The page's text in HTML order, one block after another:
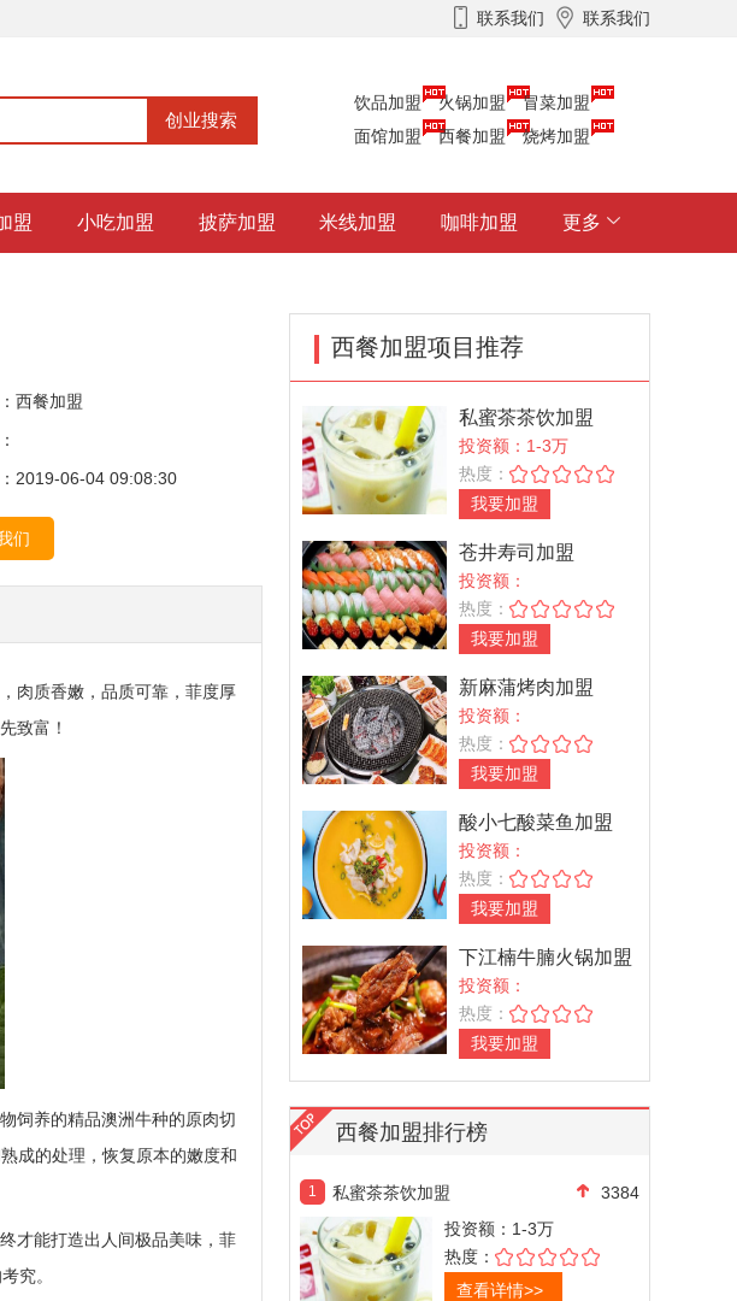
联系我们 联系我们
饮品加盟 火锅加盟
冒菜加盟
面馆加盟
西餐加盟 烧烤加盟
盟 小吃加盟 披萨加盟 米线加盟 咖啡加盟 更多
西餐加盟
2019-06-04 09:08:30
们
肉质香嫩，品质可靠，菲度厚
致富！
饲养的精品澳洲牛种的原肉切
成的处理，恢复原本的嫩度和
才能打造出人间极品美味，菲
究。
西餐加盟项目推荐
私蜜茶茶饮加盟
投资额：1-3万
热度：
我要加盟
苍井寿司加盟
投资额：
热度：
我要加盟
新麻蒲烤肉加盟
投资额：
热度：
我要加盟
酸小七酸菜鱼加盟
投资额：
热度：
我要加盟
下江楠牛腩火锅加盟
投资额：
热度：
我要加盟
西餐加盟排行榜
1 私蜜茶茶饮加盟
3384
投资额： 1-3万
热度：
查看详情>>